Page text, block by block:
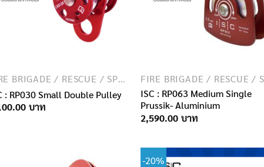
FIRE BRIGADE / RESCUE / SPECIAL FORCES
: RP030 Small Double Pulley
ISC : RP063 Medium Single
Prussik- Aluminium
2,590.00
-20%